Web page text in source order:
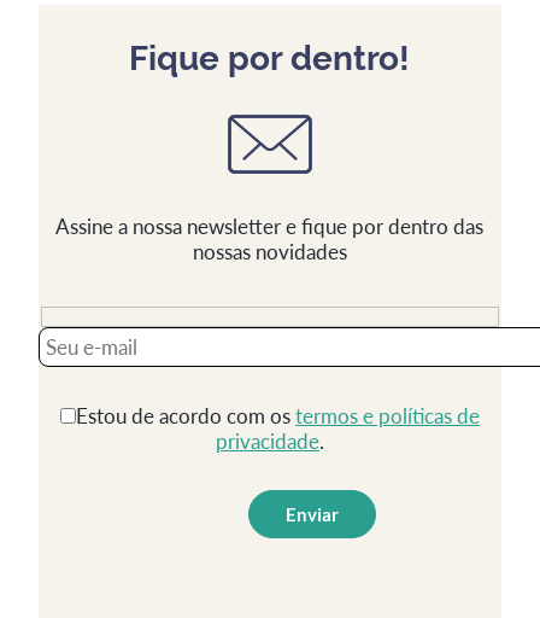
Fique por dentro!
Assine a nossa newsletter e fique por dentro das
nossas novidades
Estou de acordo com ostermos e políticas de
privacidade.